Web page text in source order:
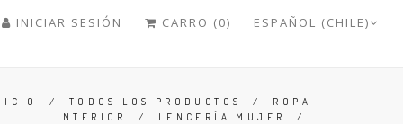
INICIAR SESIÓN CARRO (0) ESPAÑOL (CHILE)
/ TODOS LOS PRODUCTOS / ROPA
INTERIOR
/ LENCERÍA MUJER
/